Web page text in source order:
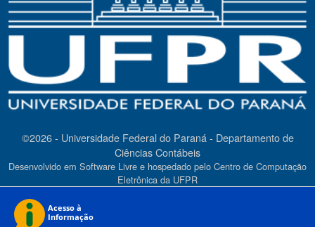
©2026 - Universidade Federal do Paraná - Departamento de
Ciências Contábeis
Desenvolvido em Software Livre e hospedado pelo Centro de Computação
Eletrônica da UFPR